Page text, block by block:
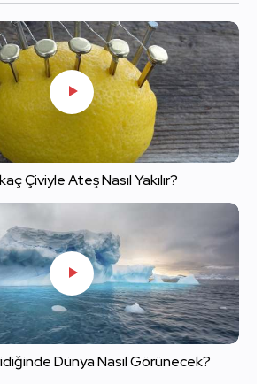
Çiviyle Ateş Nasıl Yakılır?
Dünya Nasıl Görünecek?